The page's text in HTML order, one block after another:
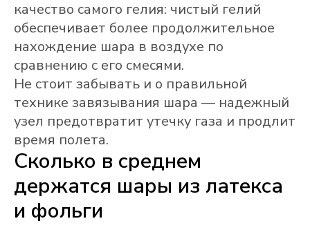
качество самого гелия: чистый гелий
обеспечивает более продолжительное
нахождение шара в воздухе по
сравнению с его смесями.
Не стоит забывать и о правильной
технике завязывания шара — надежный
узел предотвратит утечку газа и продлит
время полета.
Сколько в среднем
держатся шары из латекса
и фольги